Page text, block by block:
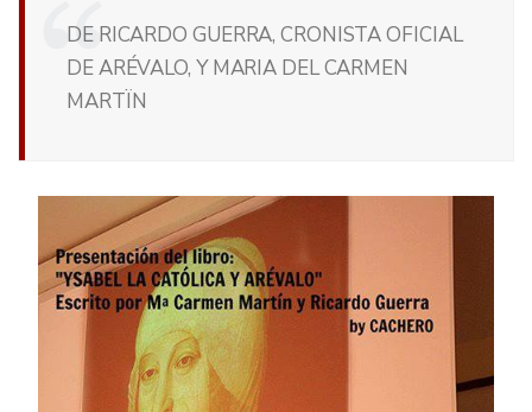
DE RICARDO GUERRA, CRONISTA OFICIAL
DE ARÉVALO, Y MARIA DEL CARMEN
MARTÏN